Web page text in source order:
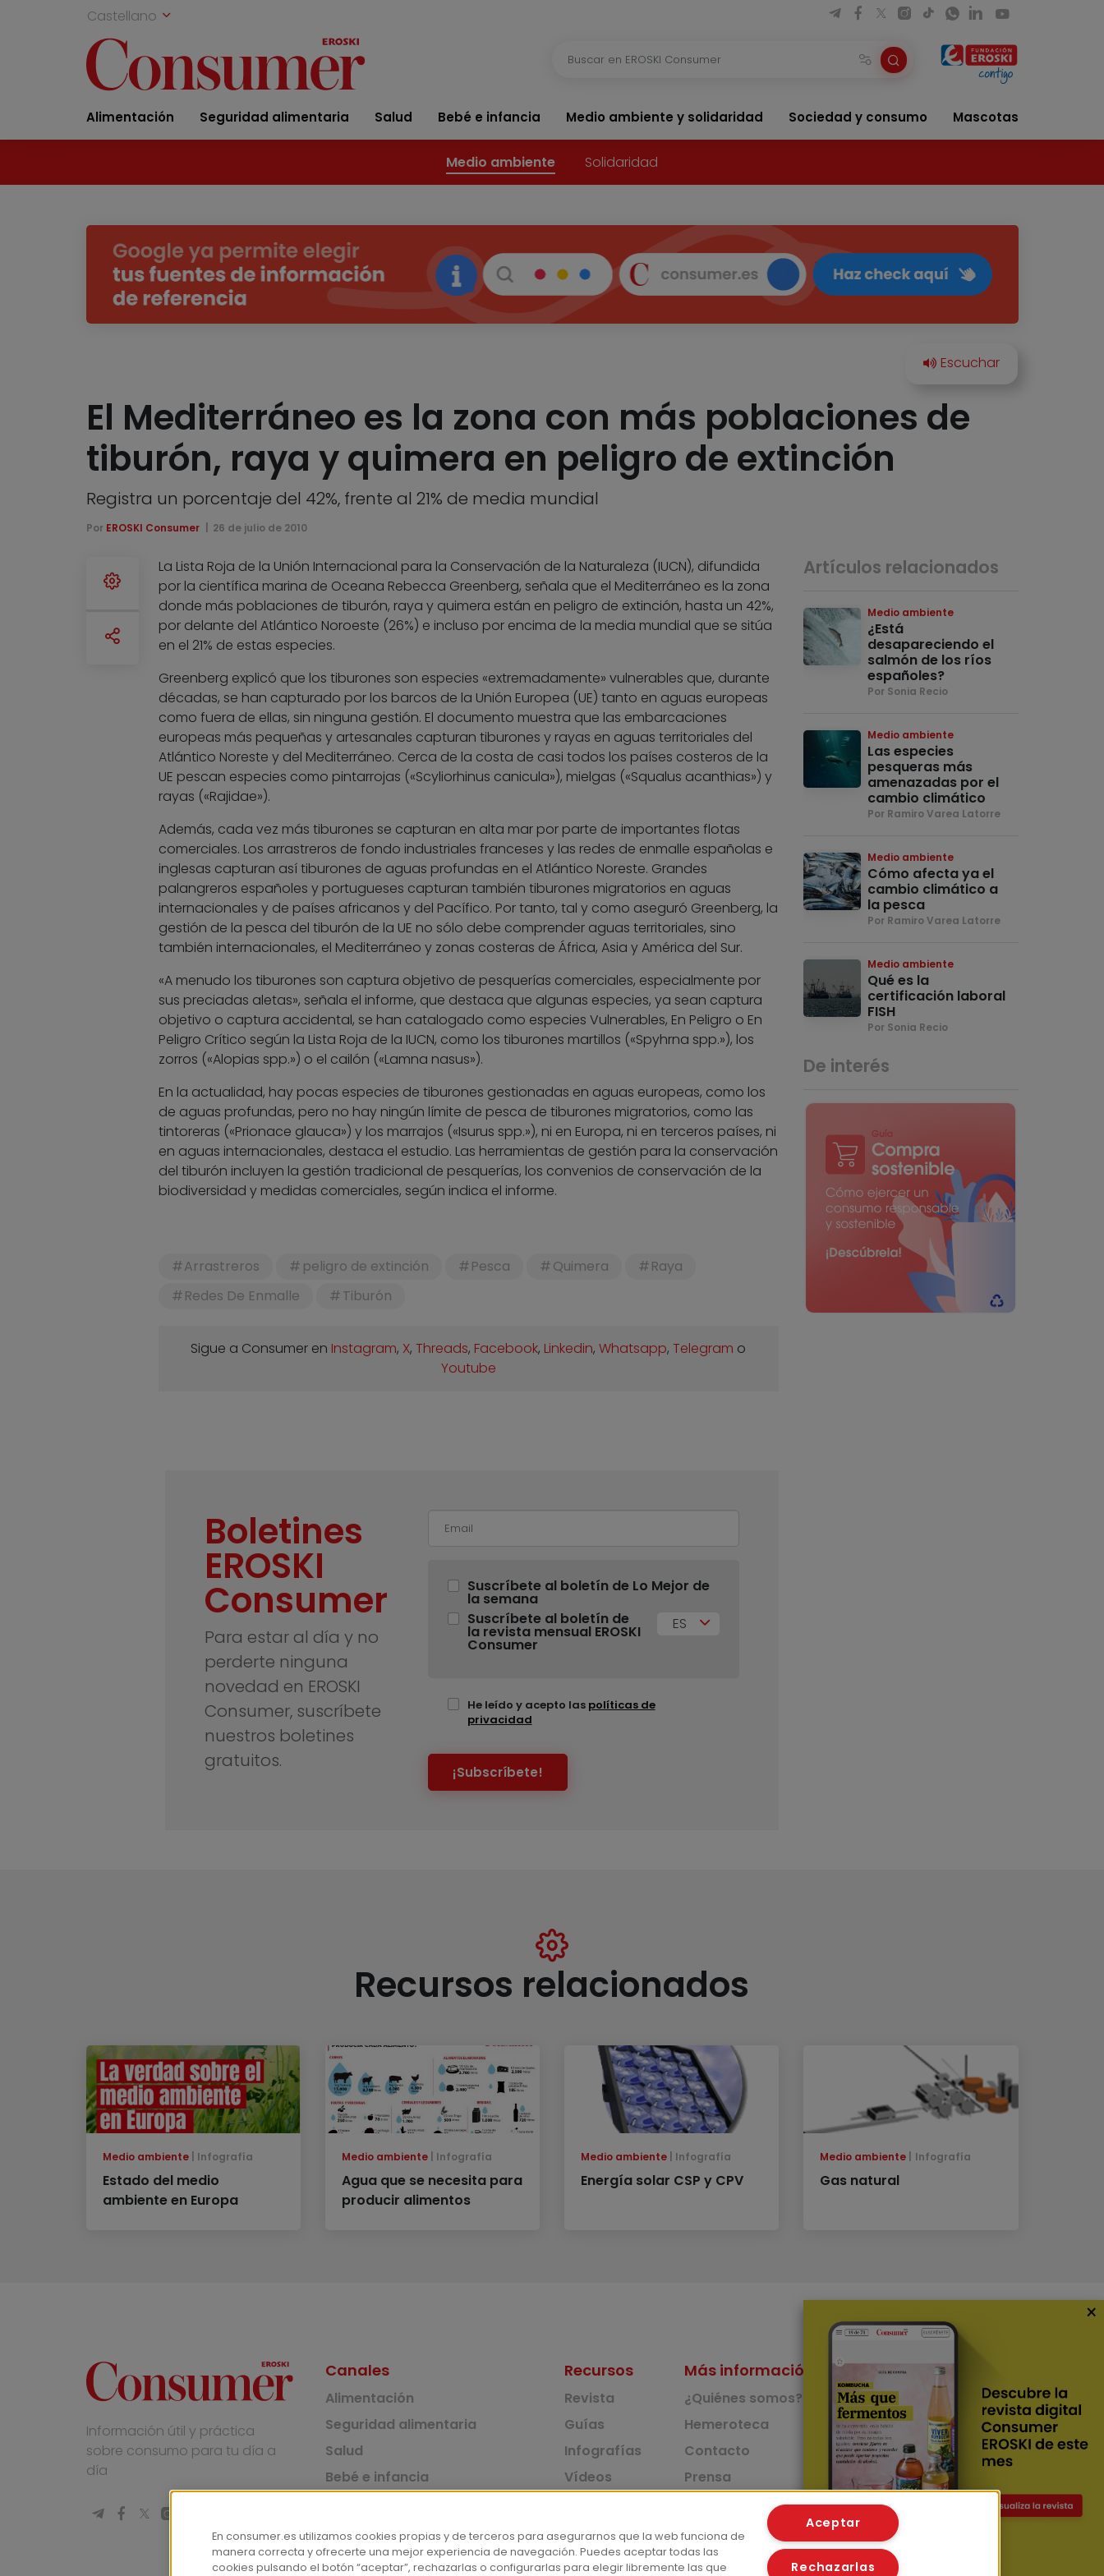
Castellano
Alimentación Seguridad alimentaria Salud Bebé e infancia Medio ambiente y solidaridad Sociedad y consumo Mascotas
Medio ambiente Solidaridad
El Mediterráneo es la zona con más poblaciones de
tiburón, raya y quimera en peligro de extinción
Registra un porcentaje del 42%, frente al 21% de media mundial
Por EROSKI Consumer 26 de julio de 2010
La Lista Roja de la Unión Internacional para la Conservación de la Naturaleza (IUCN), difundida
por la científica marina de Oceana Rebecca Greenberg, señala que el Mediterráneo es la zona
donde más poblaciones de tiburón, raya y quimera están en peligro de extinción, hasta un 42%,
por delante del Atlántico Noroeste (26%) e incluso por encima de la media mundial que se sitúa
en el 21% de estas especies.
Greenberg explicó que los tiburones son especies «extremadamente» vulnerables que, durante
décadas, se han capturado por los barcos de la Unión Europea (UE) tanto en aguas europeas
como fuera de ellas, sin ninguna gestión. El documento muestra que las embarcaciones
europeas más pequeñas y artesanales capturan tiburones y rayas en aguas territoriales del
Atlántico Noreste y del Mediterráneo. Cerca de la costa de casi todos los países costeros de la
UE pescan especies como pintarrojas («Scyliorhinus canicula»), mielgas («Squalus acanthias») y
rayas («Rajidae»).
Además, cada vez más tiburones se capturan en alta mar por parte de importantes flotas
comerciales. Los arrastreros de fondo industriales franceses y las redes de enmalle españolas e
inglesas capturan así tiburones de aguas profundas en el Atlántico Noreste. Grandes
palangreros españoles y portugueses capturan también tiburones migratorios en aguas
internacionales y de países africanos y del Pacífico. Por tanto, tal y como aseguró Greenberg, la
gestión de la pesca del tiburón de la UE no sólo debe comprender aguas territoriales, sino
también internacionales, el Mediterráneo y zonas costeras de África, Asia y América del Sur.
«A menudo los tiburones son captura objetivo de pesquerías comerciales, especialmente por
sus preciadas aletas», señala el informe, que destaca que algunas especies, ya sean captura
objetivo o captura accidental, se han catalogado como especies Vulnerables, En Peligro o En
Peligro Crítico según la Lista Roja de la IUCN, como los tiburones martillos («Spyhrna spp.»), los
zorros («Alopias spp.») o el cailón («Lamna nasus»).
En la actualidad, hay pocas especies de tiburones gestionadas en aguas europeas, como los
de aguas profundas, pero no hay ningún límite de pesca de tiburones migratorios, como las
tintoreras («Prionace glauca») y los marrajos («Isurus spp.»), ni en Europa, ni en terceros países, ni
en aguas internacionales, destaca el estudio. Las herramientas de gestión para la conservación
del tiburón incluyen la gestión tradicional de pesquerías, los convenios de conservación de la
biodiversidad y medidas comerciales, según indica el informe.
Arrastreros peligro de extinción Pesca Quimera
Raya
Redes De Enmalle
Tiburón
Sigue a Consumer en Instagram, X,Threads, Facebook, Linkedin,Whatsapp,Telegram o
Youtube
Boletines
EROSKI
Consumer
Para estar al día y no
perderte ninguna
novedad en EROSKI
Consumer, suscríbete
nuestros boletines
gratuitos.
Suscríbete al boletín de Lo Mejor de
la semana
Suscríbete al boletín de
la revista mensual EROSKI
Consumer
ES
He leído y acepto las políticas de
privacidad
¡Subscríbete!
Artículos relacionados
Medio ambiente
¿Está
desapareciendo el
salmón de los ríos
españoles?
Por Sonia Recio
Medio ambiente
Las especies
pesqueras más
amenazadas por el
cambio climático
Por Ramiro Varea Latorre
Medio ambiente
Cómo afecta ya el
cambio climático a
la pesca
Por Ramiro Varea Latorre
Medio ambiente
Qué es la
certificación laboral
FISH
Por Sonia Recio
De interés
Recursos relacionados
Medio ambiente Infografía
Estado del medio
ambiente en Europa
Medio ambiente Infografía
Agua que se necesita para
producir alimentos
Medio ambiente Infografía
Energía solar CSP y CPV
Medio ambiente Infografía
Gas natural
Información útil y práctica
sobre consumo para tu día a
día
Canales
Alimentación
Seguridad alimentaria
Salud
Bebé e infancia
Sociedad y consumo
Mascotas
Recursos
Revista
Guías
Infografías
Vídeos
Más información
¿Quiénes somos?
Hemeroteca
Contacto
Prensa
Corpus Lingüístico
Nuestras Apps
App de recetas
App del Camino de
Santiago
×
En consumer.es utilizamos cookies propias y de terceros para asegurarnos que la web funciona de
manera correcta y ofrecerte una mejor experiencia de navegación. Puedes aceptar todas las
cookies pulsando el botón “aceptar”, rechazarlas o configurarlas para elegir libremente las que
Aceptar
Rechazarlas